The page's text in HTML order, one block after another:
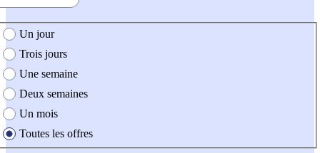
création de l'offre
Un jour
Trois jours
Une semaine
Deux semaines
Un mois
Toutes les offres